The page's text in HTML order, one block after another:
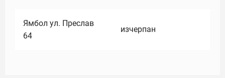
Ямбол ул. Преслав
64
изчерпан